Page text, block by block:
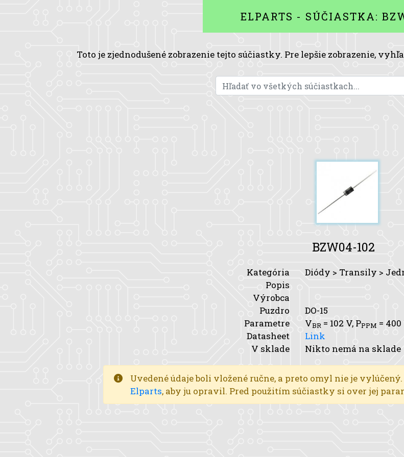
ELPARTS - SÚČIASTKA:
Toto je zjednodušené zobrazenie tejto súčiastky. Pre lepšie zobrazenie,
BZW04-102
Kategória
Diódy > Transily >
Popis
Výrobca
Puzdro
DO-15
Parametre
VBR = 102 V, PPPM = 400
Datasheet
Link
V sklade
Nikto nemá na sklade
Uvedené údaje boli vložené ručne, a preto omyl nie je
Elparts, aby ju opravil. Pred použitím súčiastky si over jej